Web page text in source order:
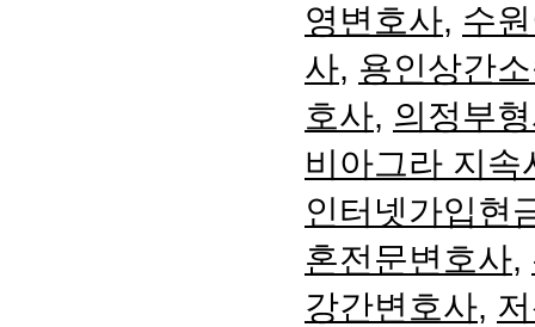
영변호사, 수
사, 용인상간
호사, 의정부
비아그라 지속
인터넷가입현
혼전문변호사,
강간변호사,